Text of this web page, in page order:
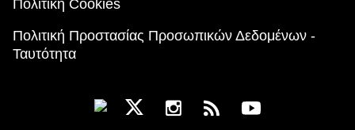
Πολιτική Cookies
Πολιτική Προστασίας Προσωπικών Δεδομένων -
Ταυτότητα